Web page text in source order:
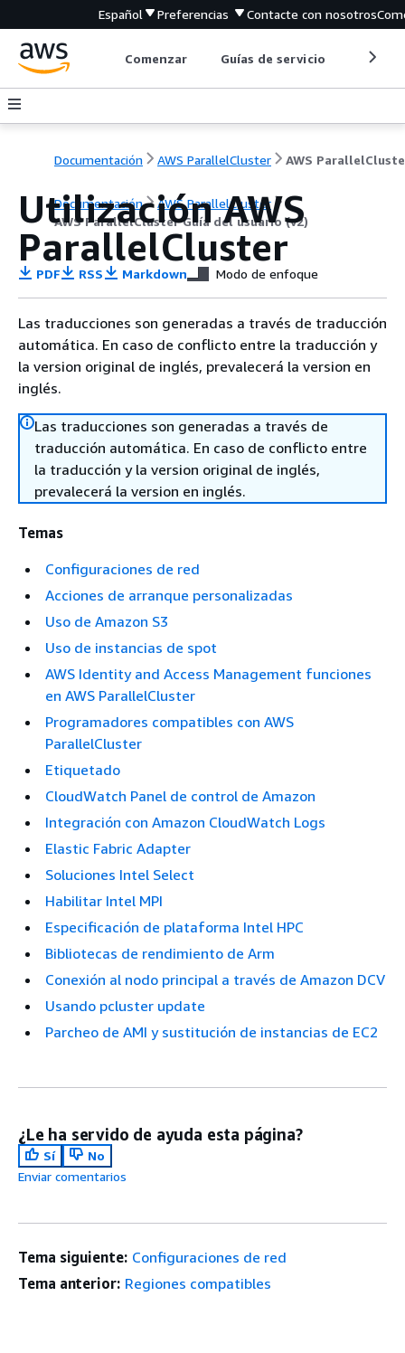
Español Preferencias Contacte con nosotros
Comenzar Guías de servicio
Documentación AWS ParallelCluster
Documentación
AWS ParallelCluster
AWS ParallelCluster Guía del usuario (v2)
Utilización AWS
ParallelCluster
PDF RSS Markdown Modo de enfoque
Las traducciones son generadas a través de traducción
automática. En caso de conflicto entre la traducción y
la version original de inglés, prevalecerá la version en
inglés.
Las traducciones son generadas a través de
traducción automática. En caso de conflicto entre
la traducción y la version original de inglés,
prevalecerá la version en inglés.
Temas
Configuraciones de red
Acciones de arranque personalizadas
Uso de Amazon S3
Uso de instancias de spot
AWS Identity and Access Management funciones
en AWS ParallelCluster
Programadores compatibles con AWS
ParallelCluster
Etiquetado
CloudWatch Panel de control de Amazon
Integración con Amazon CloudWatch Logs
Elastic Fabric Adapter
Soluciones Intel Select
Habilitar Intel MPI
Especificación de plataforma Intel HPC
Bibliotecas de rendimiento de Arm
Conexión al nodo principal a través de Amazon DCV
Usando pcluster update
Parcheo de AMI y sustitución de instancias de EC2
¿Le ha servido de ayuda esta página?
Sí
No
Enviar comentarios
Tema siguiente: Configuraciones de red
Tema anterior: Regiones compatibles